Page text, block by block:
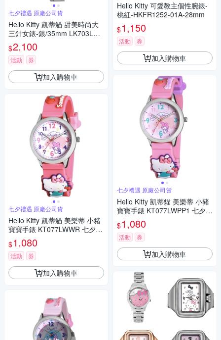
七夕禮遇 原廠公司貨
Hello Kitty 凱蒂貓 甜美時尚大
三針女錶-銀/35mm LK703LWK
A 七夕寵愛季 送禮推薦
$2,100
活動 券
加入購物車
七夕禮遇 原廠公司貨
Hello Kitty 凱蒂貓 美樂蒂 小豬
寶寶手錶 KT077LWWR 七夕寵
愛季 送禮推薦
$1,080
活動 券
加入購物車
Hello Kitty 可愛教主個性腕錶-
桃紅-HKFR1252-01A-28mm
$1,150
活動 券
加入購物車
七夕禮遇 原廠公司貨
Hello Kitty 凱蒂貓 美樂蒂 小豬
寶寶手錶 KT077LWPP1 七夕寵
愛季 送禮推薦
$1,080
活動 券
加入購物車